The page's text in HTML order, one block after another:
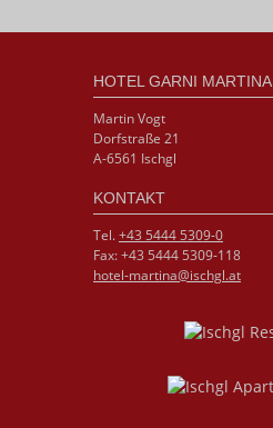
HOTEL GARNI MARTINA
Martin Vogt
Dorfstraße 21
A-6561 Ischgl
KONTAKT
Tel.+43 5444 5309-0
Fax: +43 5444 5309-118
hotel-martina@ischgl.at